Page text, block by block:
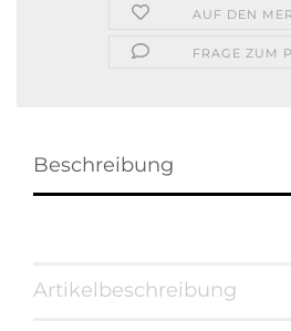
AUF DEN
FRAGE ZUM
Beschreibung
Artikelbeschreibung